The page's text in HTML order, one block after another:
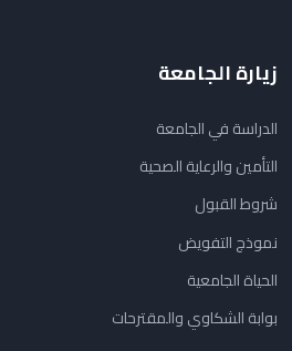
زيارة الجامعة
الدراسة في الجامعة
التأمين والرعاية الصحية
شروط القبول
نموذج التفويض
الحياة الجامعية
بوابة الشكاوي والمقترحات